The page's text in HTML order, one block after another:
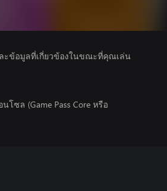
ะข้อมูลที่เกี่ยวข้องในขณะที่คุณเล่น
ซล (Game Pass Core หรือ